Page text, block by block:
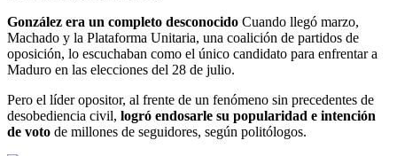
González era un completo desconocido Cuando llegó marzo,
Machado y la Plataforma Unitaria, una coalición de partidos de
oposición, lo escuchaban como el único candidato para enfrentar a
Maduro en las elecciones del 28 de julio.
Pero el líder opositor, al frente de un fenómeno sin precedentes de
desobediencia civil, logró endosarle su popularidad e intención
de voto de millones de seguidores, según politólogos.